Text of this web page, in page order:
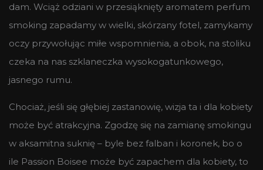
dam. Wciąż odziani w przesiąknięty aromatem perfum
smoking zapadamy w wielki, skórzany fotel, zamykamy
oczy przywołując miłe wspomnienia, a obok, na stoliku
czeka na nas szklaneczka wysokogatunkowego,
jasnego rumu.
Chociaż, jeśli się głębiej zastanowię, wizja ta i dla kobiety
może być atrakcyjna. Zgodzę się na zamianę smokingu
w aksamitna suknię – byle bez falban i koronek, bo o
ile Passion Boisee może być zapachem dla kobiety, to